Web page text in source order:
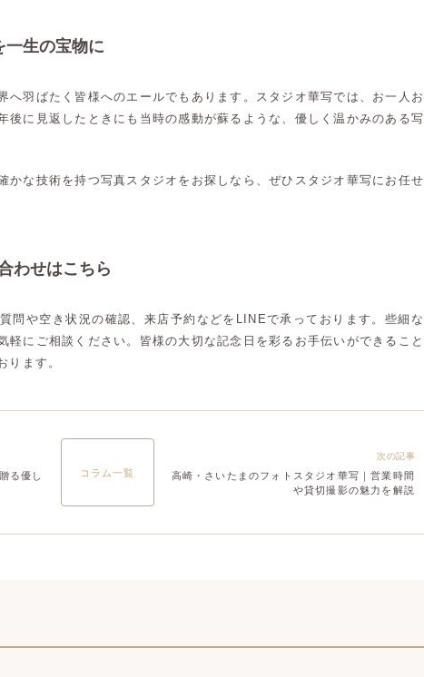
一生の宝物に
へ羽ばたく皆様へのエールでもあります。スタジオ華写では、お一人お
後に見返したときにも当時の感動が蘇るような、優しく温かみのある写
かな技術を持つ写真スタジオをお探しなら、ぜひスタジオ華写にお任せ
わせはこちら
問や空き状況の確認、来店予約などをLINEで承っております。些細な
軽にご相談ください。皆様の大切な記念日を彩るお手伝いができること
ります。
る優し
コラム一覧
次の記事
高崎・さいたまのフォトスタジオ華写｜営業時間
や貸切撮影の魅力を解説